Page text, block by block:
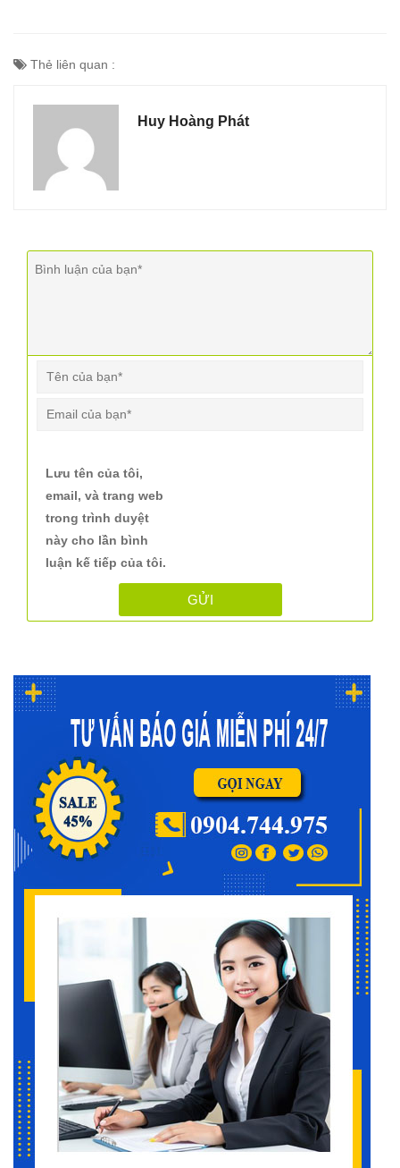
Thẻ liên quan :
Huy Hoàng Phát
Lưu tên của tôi,
email, và trang web
trong trình duyệt
này cho lần bình
luận kế tiếp của tôi.